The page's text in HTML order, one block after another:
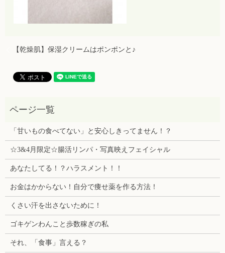
【乾燥肌】保湿クリームはポンポンと♪
「甘いもの食べてない」と安心しきってません！？
☆3&4月限定☆腸活リンパ・写真映えフェイシャル
あなたしてる！？ハラスメント！！
お金はかからない！自分で痩せ薬を作る方法！
くさい汗を出さないために！
ゴキゲンわんこと歩数稼ぎの私
それ、「食事」言える？